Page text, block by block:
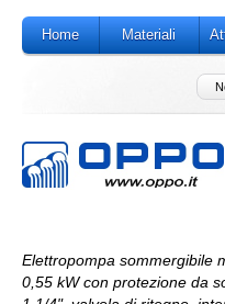
Home Materiali
Elettropompa sommergibile
0,55 kW con protezione da